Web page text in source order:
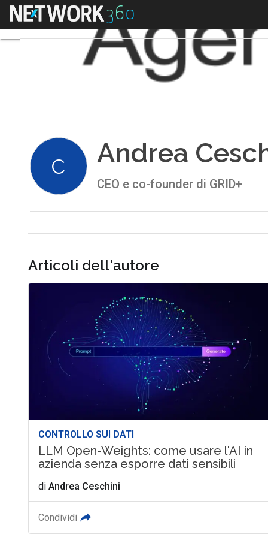
Menu
C Andrea
CEO e co-founder di GRID+
Articoli dell'autore
CONTROLLO SUI DATI
LLM Open-Weights: come usare l'AI in
azienda senza esporre dati sensibili
di Andrea Ceschini
Condividi